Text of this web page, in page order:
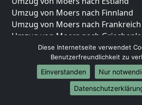
Umzug von Moers nach Finnland
Umzug von Moers nach Frankreich
Umzug von Moers nach
Umzug von Moers nach Italien
Umzug von Moers nach
Umzug von Moers nach
Umzug von Moers nach
Umzug von Moers nach Norwegen
Diese Internetseite verwendet
Benutzerfreundlichkeit zu
Einverstanden
Nur